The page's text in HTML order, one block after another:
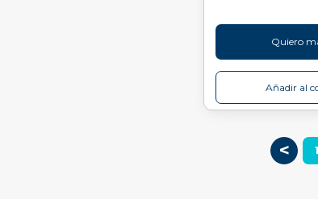
Quiero
Añadir al
< 1